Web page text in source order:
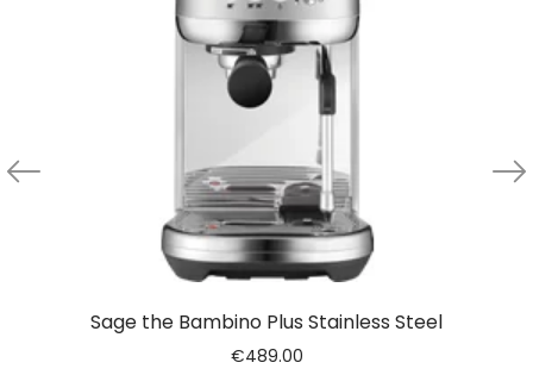
Sage the Bambino Plus Stainless Steel
€489.00